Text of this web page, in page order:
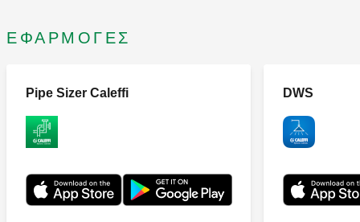
ΕΦΑΡΜΟΓΈΣ
Pipe Sizer Caleffi DWS